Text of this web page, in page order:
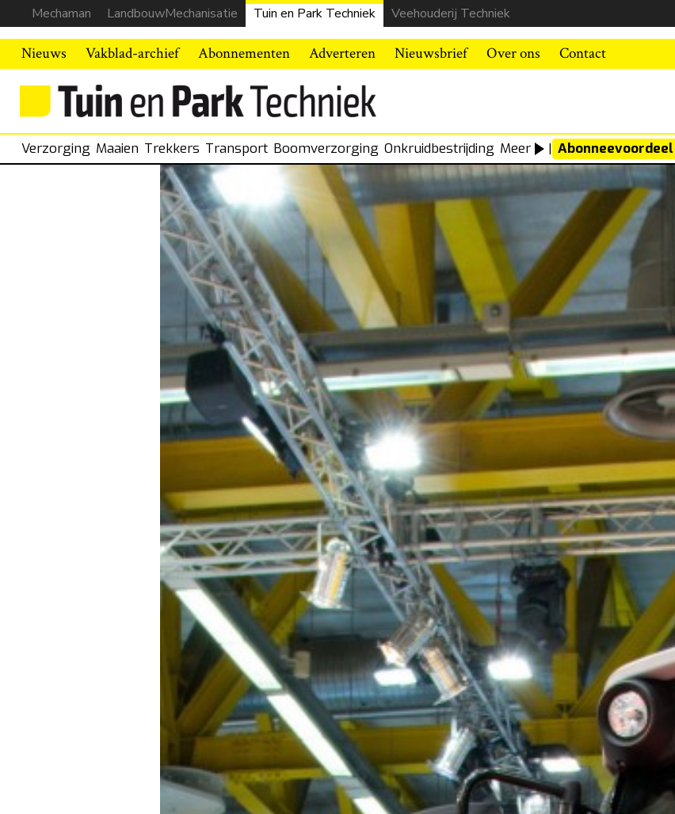
Mechaman LandbouwMechanisatie Tuin en Park Techniek Veehouderij Techniek
Nieuws Vakblad-archief Abonnementen Adverteren Nieuwsbrief Over ons Contact
Verzorging Maaien Trekkers Transport Boomverzorging Onkruidbestrijding Meer | Abonneevoordeel